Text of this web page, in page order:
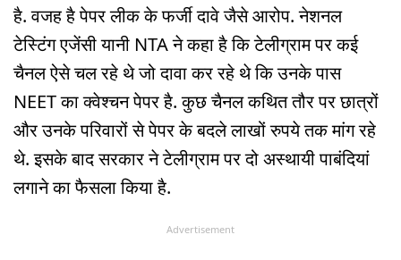
है. वजह है पेपर लीक के फर्जी दावे जैसे आरोप. नेशनल
टेस्टिंग एजेंसी यानी NTA ने कहा है कि टेलीग्राम पर कई
चैनल ऐसे चल रहे थे जो दावा कर रहे थे कि उनके पास
NEET का क्वेश्चन पेपर है. कुछ चैनल कथित तौर पर छात्रों
और उनके परिवारों से पेपर के बदले लाखों रुपये तक मांग रहे
थे. इसके बाद सरकार ने टेलीग्राम पर दो अस्थायी पाबंदियां
लगाने का फैसला किया है.
Advertisement